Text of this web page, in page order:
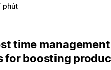
phút
time management
for boosting